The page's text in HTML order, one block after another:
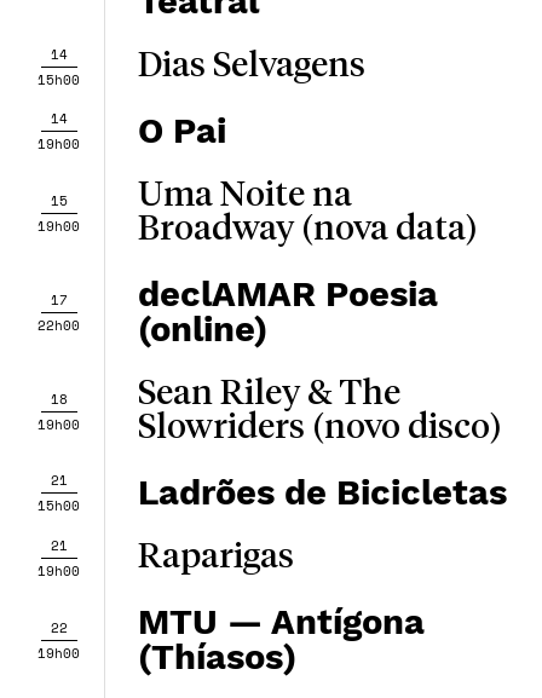
14
15h00
Dias Selvagens
14
19h00
O Pai
15
19h00
Uma Noite na
Broadway (nova data)
17
22h00
declAMAR Poesia
(online)
18
19h00
Sean Riley & The
Slowriders (novo disco)
21
15h00
Ladrões de Bicicletas
21
19h00
Raparigas
22
19h00
MTU — Antígona
(Thíasos)